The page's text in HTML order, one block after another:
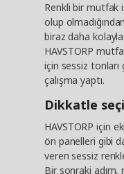
Renkli bir mutfak
olup
biraz daha
HAVSTORP
için sessiz tonları
çalışma yaptı.
Dikkatle
HAVSTORP için
ön panelleri gibi
veren sessiz
Bir sonraki adım,